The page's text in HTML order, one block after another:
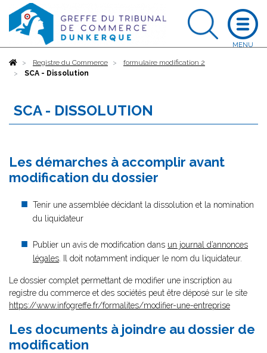
AccueilRegistre du Commerce
formulaire modification 2
SCA - Dissolution
SCA - DISSOLUTION
Les démarches à accomplir avant
modification du dossier
Tenir une assemblée décidant la dissolution et la nomination
du liquidateur
Publier un avis de modification dans un journal d’annonces
légales . Il doit notamment indiquer le nom du liquidateur.
Le dossier complet permettant de modifier une inscription au
registre du commerce et des sociétés peut être déposé sur le site
https://www.infogreffe.fr/formalites/modifier-une-entreprise
Les documents à joindre au dossier de
modification